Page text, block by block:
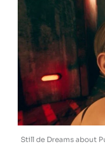
Still de Dreams about